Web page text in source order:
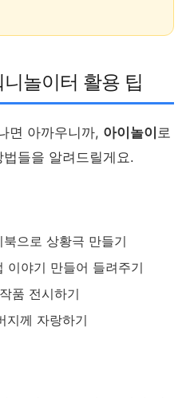
놀이터 활용 팁
면 아까우니까, 아이놀이 로
들을 알려드릴게요.
으로 상황극 만들기
이야기 만들어 들려주기
품 전시하기
지께 자랑하기